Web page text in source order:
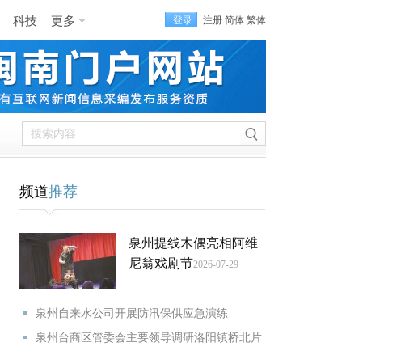
科技 更多 登录 注册 简体 繁体
频道推荐
泉州提线木偶亮相阿维
尼翁戏剧节2026-07-29
泉州自来水公司开展防汛保供应急演练
泉州台商区管委会主要领导调研洛阳镇桥北片